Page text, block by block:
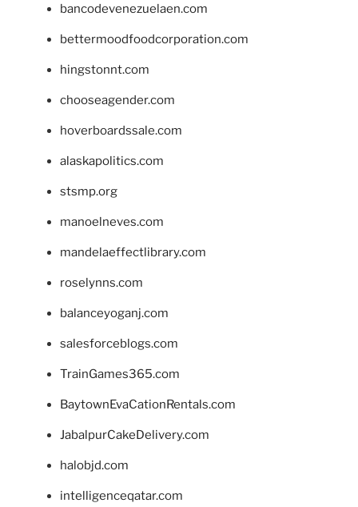
bancodevenezuelaen.com
bettermoodfoodcorporation.com
hingstonnt.com
chooseagender.com
hoverboardssale.com
alaskapolitics.com
stsmp.org
manoelneves.com
mandelaeffectlibrary.com
roselynns.com
balanceyoganj.com
salesforceblogs.com
TrainGames365.com
BaytownEvaCationRentals.com
JabalpurCakeDelivery.com
halobjd.com
intelligenceqatar.com